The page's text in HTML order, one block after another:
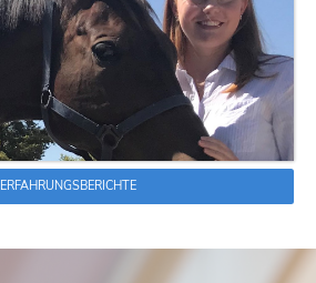
ERFAHRUNGSBERICHTE